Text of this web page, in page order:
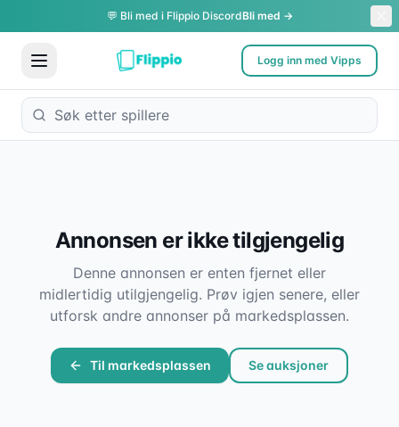
💬 Bli med i Flippio DiscordBli med →
Logg inn med Vipps
Annonsen er ikke tilgjengelig
Denne annonsen er enten fjernet eller
midlertidig utilgjengelig. Prøv igjen senere, eller
utforsk andre annonser på markedsplassen.
Til markedsplassen Se auksjoner